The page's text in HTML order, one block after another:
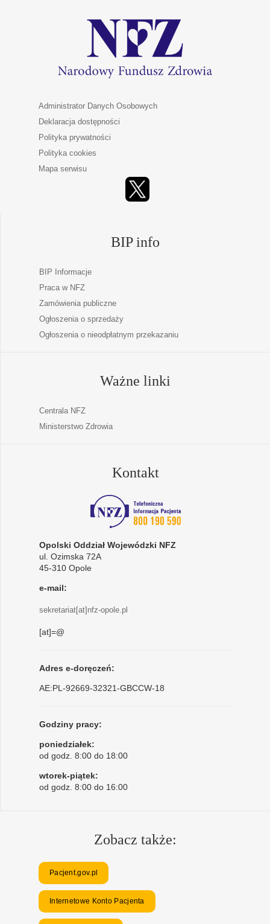
Administrator Danych Osobowych
Deklaracja dostępności
Polityka prywatności
Polityka cookies
Mapa serwisu
BIP info
BIP Informacje
Praca w NFZ
Zamówienia publiczne
Ogłoszenia o sprzedaży
Ogłoszenia o nieodpłatnym przekazaniu
Ważne linki
Centrala NFZ
Ministerstwo Zdrowia
Kontakt
Opolski Oddział Wojewódzki NFZ
ul. Ozimska 72A
45-310 Opole
e-mail:
sekretariat[at]nfz-opole.pl
[at]=@
Adres e-doręczeń:
AE:PL-92669-32321-GBCCW-18
Godziny pracy:
poniedziałek:
od godz. 8:00 do 18:00
wtorek-piątek:
od godz. 8:00 do 16:00
Zobacz także:
Pacjent.gov.pl
Internetowe Konto Pacjenta